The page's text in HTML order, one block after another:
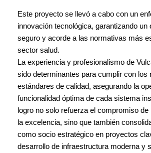
Este proyecto se llevó a cabo con un
innovación tecnológica, garantizando un
seguro y acorde a las normativas más
sector salud.
La experiencia y profesionalismo de
sido determinantes para cumplir con los
estándares de calidad, asegurando la
funcionalidad óptima de cada sistema
logro no solo refuerza el compromiso
la excelencia, sino que también
como socio estratégico en proyectos
desarrollo de infraestructura moderna y